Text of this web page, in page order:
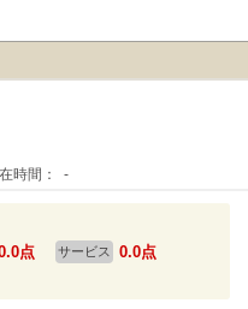
時間： -
点 サービス 0.0点